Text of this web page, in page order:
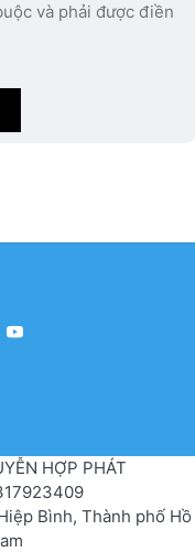
và phải được điền
HỢP PHÁT
Bình, Thành phố Hồ